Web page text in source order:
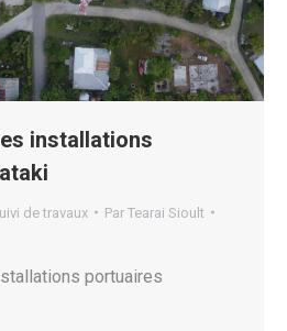
installations
de travaux Par Tearai Sioult
portuaires